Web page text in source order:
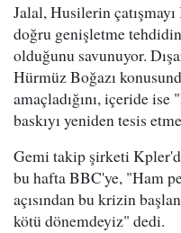
Jalal, Husilerin
doğru genişletme
olduğunu savunuyor.
Hürmüz Boğazı
amaçladığını, içeride
baskıyı yeniden tesis
Gemi takip şirketi
bu hafta BBC'ye, "Ham
açısından bu krizin
kötü dönemdeyiz" dedi.